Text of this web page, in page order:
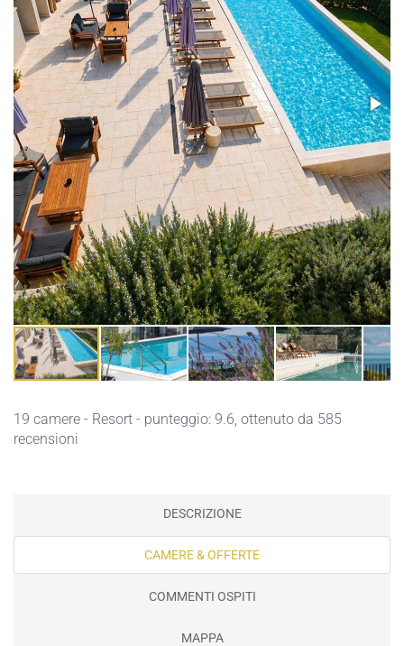
19 camere - Resort - punteggio: 9.6, ottenuto da 585
recensioni
DESCRIZIONE
CAMERE & OFFERTE
COMMENTI OSPITI
MAPPA